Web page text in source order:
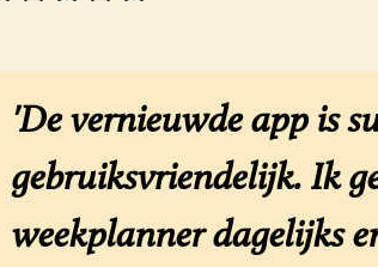
'De vernieuwde app is
gebruiksvriendelijk. Ik
weekplanner dagelijks